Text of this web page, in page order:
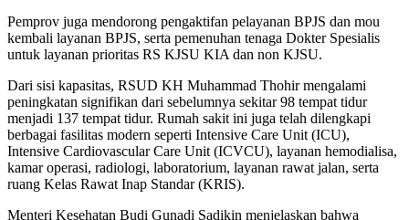
Pemprov juga mendorong pengaktifan pelayanan BPJS dan mou
kembali layanan BPJS, serta pemenuhan tenaga Dokter Spesialis
untuk layanan prioritas RS KJSU KIA dan non KJSU.
Dari sisi kapasitas, RSUD KH Muhammad Thohir mengalami
peningkatan signifikan dari sebelumnya sekitar 98 tempat tidur
menjadi 137 tempat tidur. Rumah sakit ini juga telah dilengkapi
berbagai fasilitas modern seperti Intensive Care Unit (ICU),
Intensive Cardiovascular Care Unit (ICVCU), layanan hemodialisa,
kamar operasi, radiologi, laboratorium, layanan rawat jalan, serta
ruang Kelas Rawat Inap Standar (KRIS).
Menteri Kesehatan Budi Gunadi Sadikin menjelaskan bahwa